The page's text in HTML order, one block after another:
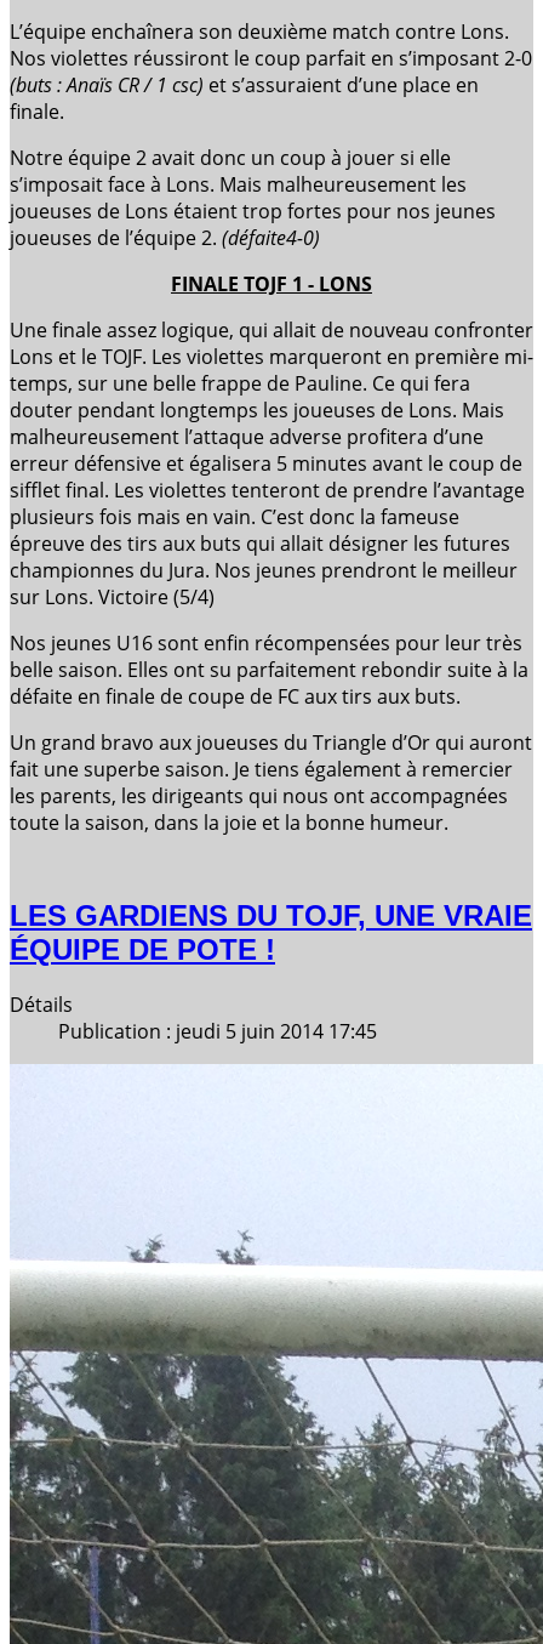
L’équipe enchaînera son deuxième match contre Lons.
Nos violettes réussiront le coup parfait en s’imposant 2-0
(buts : Anaïs CR / 1 csc) et s’assuraient d’une place en
finale.
Notre équipe 2 avait donc un coup à jouer si elle
s’imposait face à Lons. Mais malheureusement les
joueuses de Lons étaient trop fortes pour nos jeunes
joueuses de l’équipe 2. (défaite4-0)
FINALE TOJF 1 - LONS
Une finale assez logique, qui allait de nouveau confronter
Lons et le TOJF. Les violettes marqueront en première mi-
temps, sur une belle frappe de Pauline. Ce qui fera
douter pendant longtemps les joueuses de Lons. Mais
malheureusement l’attaque adverse profitera d’une
erreur défensive et égalisera 5 minutes avant le coup de
sifflet final. Les violettes tenteront de prendre l’avantage
plusieurs fois mais en vain. C’est donc la fameuse
épreuve des tirs aux buts qui allait désigner les futures
championnes du Jura. Nos jeunes prendront le meilleur
sur Lons. Victoire (5/4)
Nos jeunes U16 sont enfin récompensées pour leur très
belle saison. Elles ont su parfaitement rebondir suite à la
défaite en finale de coupe de FC aux tirs aux buts.
Un grand bravo aux joueuses du Triangle d’Or qui auront
fait une superbe saison. Je tiens également à remercier
les parents, les dirigeants qui nous ont accompagnées
toute la saison, dans la joie et la bonne humeur.
LES GARDIENS DU TOJF, UNE VRAIE
ÉQUIPE DE POTE !
Détails
Publication : jeudi 5 juin 2014 17:45